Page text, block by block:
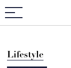
Lifestyle